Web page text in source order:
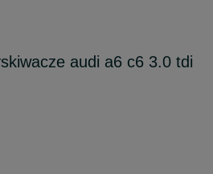
audi a6 c6 3.0 tdi